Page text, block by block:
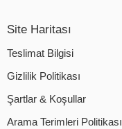
Site Haritası
Teslimat Bilgisi
Gizlilik Politikası
Şartlar & Koşullar
Arama Terimleri Politikası